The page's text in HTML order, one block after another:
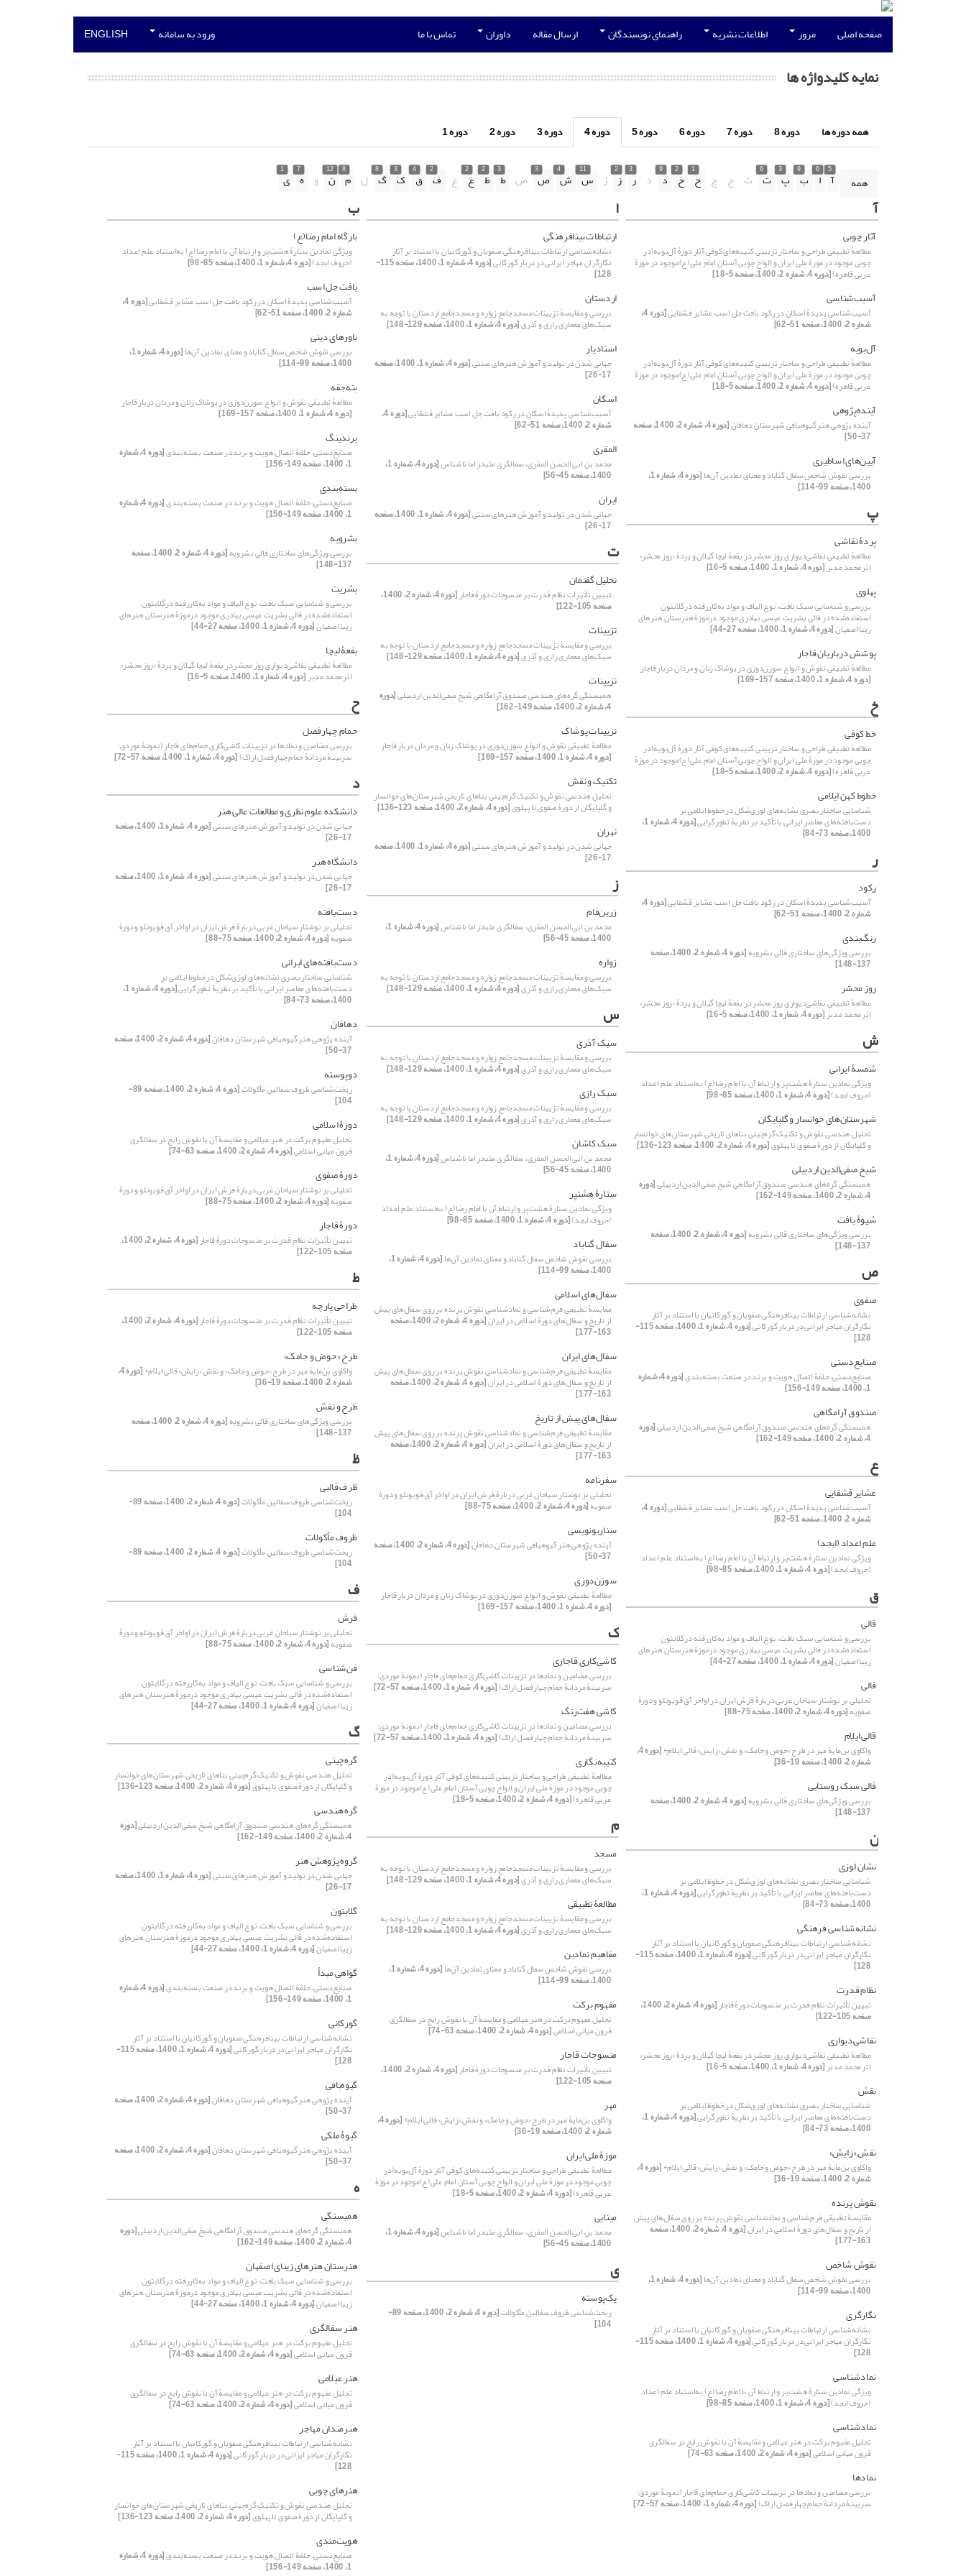
صفحه اصلی مرور اطلاعات نشریه راهنمای نویسندگان ارسال مقاله داوران تماس با ما ورود به سامانه ENGLISH
نمایه کلیدواژه ها
همه دوره ها دوره 8 دوره 7 دوره 6 دوره 5 دوره 4 دوره 3 دوره 2 دوره 1
همه
5
آ
6
ا
9
ب
3
پ
6
ت ث ج چ
1
ح
2
خ
9
د ذ
3
ر
2
ز ژ
11
س
4
ش
3
ص ض
3
ط
2
ظ
2
ع غ
2
ف
4
ق
3
ک
8
گ ل
8
م
12
ن و
7
ه
1
ی
آ
آثار چوبی
مطالعۀ تطبیقی طراحی و ساختار تزیینی کتیبه‌های کوفی آثار دورۀ آل‌بویه(درِ
چوبی موجود در موزۀ ملی ایران و الواح چوبی آستان امام علی(ع)موجود در موزۀ
عربی قاهره)[دوره 4، شماره 2، 1400، صفحه 5-18]
آسیب‌شناسی
آسیب‌شناسی پدیدۀ اسکان در رکود بافت جل اسب‌ عشایر قشقایی [دوره 4،
شماره 2، 1400، صفحه 51-62]
آل‌بویه
مطالعۀ تطبیقی طراحی و ساختار تزیینی کتیبه‌های کوفی آثار دورۀ آل‌بویه(درِ
چوبی موجود در موزۀ ملی ایران و الواح چوبی آستان امام علی(ع)موجود در موزۀ
عربی قاهره)[دوره 4، شماره 2، 1400، صفحه 5-18]
آینده‌پژوهی
آینده پژوهی هنر گیوه‎بافی شهرستان دهاقان [دوره 4، شماره 2، 1400، صفحه
37-50]
آیین‌های اساطیری
بررسی نقوش شاخص سفال گناباد و معنای نمادین آن‌ها [دوره 4، شماره 1،
1400، صفحه 99-114]
ا
ارتباطات بینافرهنگی
نشانه‌شناسی ارتباطات بینافرهنگی صفویان و گورکانیان با استناد بر آثار
نگارگران مهاجر ایرانی در دربار گورکانی [دوره 4، شماره 1، 1400، صفحه 115-
128]
اردستان
بررسی و مقایسۀ تزیینات مسجدجامع زواره و مسجدجامع اردستان با توجه به
سبک‌های معماری رازی و آذری[دوره 4، شماره 1، 1400، صفحه 129-148]
استادیار
جهانی شدن در تولید و آموزش هنرهای سنتی [دوره 4، شماره 1، 1400، صفحه
17-26]
اسکان
آسیب‌شناسی پدیدۀ اسکان در رکود بافت جل اسب‌ عشایر قشقایی [دوره 4،
شماره 2، 1400، صفحه 51-62]
المقری
محمد بن ابی الحسن المقری، سفالگری متبحر اما ناشناس [دوره 4، شماره 1،
1400، صفحه 45-56]
ایران
جهانی شدن در تولید و آموزش هنرهای سنتی [دوره 4، شماره 1، 1400، صفحه
17-26]
ب
بارگاه امام رضا(ع)
ویژگی نمادین ستارۀ هشت‌پر و ارتباط آن با امام رضا(ع) به‌استناد علم اعداد
(حروف ابجد)[دوره 4، شماره 1، 1400، صفحه 85-98]
بافت جل اسب‌
آسیب‌شناسی پدیدۀ اسکان در رکود بافت جل اسب‌ عشایر قشقایی [دوره 4،
شماره 2، 1400، صفحه 51-62]
باورهای دینی
بررسی نقوش شاخص سفال گناباد و معنای نمادین آن‌ها [دوره 4، شماره 1،
1400، صفحه 99-114]
بته‌جقه
مطالعۀ تطبیقی نقوش و انواع سوزن‌دوزی در پوشاک زنان و مردان دربار قاجار
[دوره 4، شماره 1، 1400، صفحه 157-169]
برندینگ
صنایع‌دستی، حلقۀ اتصال هویت و برند در صنعت بسته‌بندی [دوره 4، شماره
1، 1400، صفحه 149-156]
بسته‌بندی
صنایع‌دستی، حلقۀ اتصال هویت و برند در صنعت بسته‌بندی [دوره 4، شماره
1، 1400، صفحه 149-156]
بشرویه
بررسی ویژگی‌های ساختاری قالی بشرویه [دوره 4، شماره 2، 1400، صفحه
137-148]
بشریت
بررسی و شناسایی سبک بافت، نوع الیاف و مواد به‌کاررفته درگلابتون
استفاده‌شده در قالی بشریت عیسی بهادری موجود درموزۀ هنرستان هنرهای
زیبا اصفهان[دوره 4، شماره 1، 1400، صفحه 27-44]
بقعۀ ‌لیچا
مطالعۀ تطبیقی‌‌‌ نقاشی‌دیواری ‌روز محشر در بقعۀ ‌لیچا ‌گیلان و پردۀ «روز محشر»
اثر محمد مدبر[دوره 4، شماره 1، 1400، صفحه 5-16]
پ
پردۀ ‌نقاشی
مطالعۀ تطبیقی‌‌‌ نقاشی‌دیواری ‌روز محشر در بقعۀ ‌لیچا ‌گیلان و پردۀ «روز محشر»
اثر محمد مدبر[دوره 4، شماره 1، 1400، صفحه 5-16]
پهلوی
بررسی و شناسایی سبک بافت، نوع الیاف و مواد به‌کاررفته درگلابتون
استفاده‌شده در قالی بشریت عیسی بهادری موجود درموزۀ هنرستان هنرهای
زیبا اصفهان[دوره 4، شماره 1، 1400، صفحه 27-44]
پوشش درباریان قاجار
مطالعۀ تطبیقی نقوش و انواع سوزن‌دوزی در پوشاک زنان و مردان دربار قاجار
[دوره 4، شماره 1، 1400، صفحه 157-169]
ت
تحلیل ‌گفتمان
تبیین تأثیرات نظام قدرت بر منسوجات دورۀ قاجار [دوره 4، شماره 2، 1400،
صفحه 105-122]
تزیینات
بررسی و مقایسۀ تزیینات مسجدجامع زواره و مسجدجامع اردستان با توجه به
سبک‌های معماری رازی و آذری[دوره 4، شماره 1، 1400، صفحه 129-148]
تزیینات
همبستگی گره‌های هندسی صندوق آرامگاهی شیخ صفی‌الدین اردبیلی[دوره
4، شماره 2، 1400، صفحه 149-162]
تزیینات پوشاک
مطالعۀ تطبیقی نقوش و انواع سوزن‌دوزی در پوشاک زنان و مردان دربار قاجار
[دوره 4، شماره 1، 1400، صفحه 157-169]
تکنیک و نقش
تحلیل هند‌سی نقوش و تکنیک گره‌چینی بناهای تاریخی شهرستان‌های خوانسار
و گلپایگان از دورۀ صفوی تا پهلوی[دوره 4، شماره 2، 1400، صفحه 123-136]
تهران
جهانی شدن در تولید و آموزش هنرهای سنتی [دوره 4، شماره 1، 1400، صفحه
17-26]
ح
حمام چهارفصل
بررسی مضامین و نمادها در تزیینات کاشی‌کاری حمام‌های قاجار (نمونۀ موردی:
سربینۀ مردانۀ حمام چهارفصل اراک)[دوره 4، شماره 1، 1400، صفحه 57-72]
خ
خط کوفی
مطالعۀ تطبیقی طراحی و ساختار تزیینی کتیبه‌های کوفی آثار دورۀ آل‌بویه(درِ
چوبی موجود در موزۀ ملی ایران و الواح چوبی آستان امام علی(ع)موجود در موزۀ
عربی قاهره)[دوره 4، شماره 2، 1400، صفحه 5-18]
خطوط کهن ایلامی
شناسایی ساختار بصری نشانه‌های لوزی‌شکل در خطوط ایلامی بر
دست‌بافته‌های معاصر ایرانی با تأکید بر نظریۀ تطورگرایی [دوره 4، شماره 1،
1400، صفحه 73-84]
د
دانشکده علوم نظری و مطالعات عالی هنر
جهانی شدن در تولید و آموزش هنرهای سنتی [دوره 4، شماره 1، 1400، صفحه
17-26]
دانشگاه هنر
جهانی شدن در تولید و آموزش هنرهای سنتی [دوره 4، شماره 1، 1400، صفحه
17-26]
دست‌بافته
تحلیلی بر نوشتار سیاحان غربی دربارۀ فرش ایران در اواخر آق قویونلو و دورۀ
صفویه[دوره 4، شماره 2، 1400، صفحه 75-88]
دست‌بافته‌های ایرانی
شناسایی ساختار بصری نشانه‌های لوزی‌شکل در خطوط ایلامی بر
دست‌بافته‌های معاصر ایرانی با تأکید بر نظریۀ تطورگرایی [دوره 4، شماره 1،
1400، صفحه 73-84]
دهاقان
آینده پژوهی هنر گیوه‎بافی شهرستان دهاقان [دوره 4، شماره 2، 1400، صفحه
37-50]
دوپوسته
ریخت‌شناسی ظروف سفالین مأکولات [دوره 4، شماره 2، 1400، صفحه 89-
104]
دورۀ اسلامی
تحلیل مفهوم برکت در هنر عیلامی و مقایسۀ آن با نقوش رایج در سفالگری
قرون میانی اسلامی[دوره 4، شماره 2، 1400، صفحه 63-74]
دورۀ صفوی
تحلیلی بر نوشتار سیاحان غربی دربارۀ فرش ایران در اواخر آق قویونلو و دورۀ
صفویه[دوره 4، شماره 2، 1400، صفحه 75-88]
دورۀ قاجار
تبیین تأثیرات نظام قدرت بر منسوجات دورۀ قاجار [دوره 4، شماره 2، 1400،
صفحه 105-122]
ر
رکود
آسیب‌شناسی پدیدۀ اسکان در رکود بافت جل اسب‌ عشایر قشقایی [دوره 4،
شماره 2، 1400، صفحه 51-62]
رنگ‌بندی
بررسی ویژگی‌های ساختاری قالی بشرویه [دوره 4، شماره 2، 1400، صفحه
137-148]
روز ‌محشر
مطالعۀ تطبیقی‌‌‌ نقاشی‌دیواری ‌روز محشر در بقعۀ ‌لیچا ‌گیلان و پردۀ «روز محشر»
اثر محمد مدبر[دوره 4، شماره 1، 1400، صفحه 5-16]
ز
زرین‌فام
محمد بن ابی الحسن المقری، سفالگری متبحر اما ناشناس [دوره 4، شماره 1،
1400، صفحه 45-56]
زواره
بررسی و مقایسۀ تزیینات مسجدجامع زواره و مسجدجامع اردستان با توجه به
سبک‌های معماری رازی و آذری[دوره 4، شماره 1، 1400، صفحه 129-148]
س
سبک آذری
بررسی و مقایسۀ تزیینات مسجدجامع زواره و مسجدجامع اردستان با توجه به
سبک‌های معماری رازی و آذری[دوره 4، شماره 1، 1400، صفحه 129-148]
سبک رازی
بررسی و مقایسۀ تزیینات مسجدجامع زواره و مسجدجامع اردستان با توجه به
سبک‌های معماری رازی و آذری[دوره 4، شماره 1، 1400، صفحه 129-148]
سبک کاشان
محمد بن ابی الحسن المقری، سفالگری متبحر اما ناشناس [دوره 4، شماره 1،
1400، صفحه 45-56]
ستارۀ هشت‎پر
ویژگی نمادین ستارۀ هشت‌پر و ارتباط آن با امام رضا(ع) به‌استناد علم اعداد
(حروف ابجد)[دوره 4، شماره 1، 1400، صفحه 85-98]
سفال گناباد
بررسی نقوش شاخص سفال گناباد و معنای نمادین آن‌ها [دوره 4، شماره 1،
1400، صفحه 99-114]
سفال‌های اسلامی
مقایسۀ تطبیقی فرم‌شناسی و نمادشناسی نقوش پرنده بر روی سفال‌های پیش
از تاریخ و سفال‌های دورۀ اسلامی در ایران [دوره 4، شماره 2، 1400، صفحه
163-177]
سفال‌های ایران
مقایسۀ تطبیقی فرم‌شناسی و نمادشناسی نقوش پرنده بر روی سفال‌های پیش
از تاریخ و سفال‌های دورۀ اسلامی در ایران [دوره 4، شماره 2، 1400، صفحه
163-177]
سفال‌های پیش از تاریخ
مقایسۀ تطبیقی فرم‌شناسی و نمادشناسی نقوش پرنده بر روی سفال‌های پیش
از تاریخ و سفال‌های دورۀ اسلامی در ایران [دوره 4، شماره 2، 1400، صفحه
163-177]
سفرنامه
تحلیلی بر نوشتار سیاحان غربی دربارۀ فرش ایران در اواخر آق قویونلو و دورۀ
صفویه[دوره 4، شماره 2، 1400، صفحه 75-88]
سناریو‌نویسی
آینده پژوهی هنر گیوه‎بافی شهرستان دهاقان [دوره 4، شماره 2، 1400، صفحه
37-50]
سوزن‌دوزی
مطالعۀ تطبیقی نقوش و انواع سوزن‌دوزی در پوشاک زنان و مردان دربار قاجار
[دوره 4، شماره 1، 1400، صفحه 157-169]
ش
شمسۀ ایرانی
ویژگی نمادین ستارۀ هشت‌پر و ارتباط آن با امام رضا(ع) به‌استناد علم اعداد
(حروف ابجد)[دوره 4، شماره 1، 1400، صفحه 85-98]
شهرستان‌های خوانسار و گلپایگان
تحلیل هند‌سی نقوش و تکنیک گره‌چینی بناهای تاریخی شهرستان‌های خوانسار
و گلپایگان از دورۀ صفوی تا پهلوی[دوره 4، شماره 2، 1400، صفحه 123-136]
شیخ صفی‌الدین اردبیلی
همبستگی گره‌های هندسی صندوق آرامگاهی شیخ صفی‌الدین اردبیلی[دوره
4، شماره 2، 1400، صفحه 149-162]
شیوۀ بافت
بررسی ویژگی‌های ساختاری قالی بشرویه [دوره 4، شماره 2، 1400، صفحه
137-148]
ص
صفوی
نشانه‌شناسی ارتباطات بینافرهنگی صفویان و گورکانیان با استناد بر آثار
نگارگران مهاجر ایرانی در دربار گورکانی [دوره 4، شماره 1، 1400، صفحه 115-
128]
صنایع‌دستی
صنایع‌دستی، حلقۀ اتصال هویت و برند در صنعت بسته‌بندی [دوره 4، شماره
1، 1400، صفحه 149-156]
صندوق آرامگاهی
همبستگی گره‌های هندسی صندوق آرامگاهی شیخ صفی‌الدین اردبیلی[دوره
4، شماره 2، 1400، صفحه 149-162]
ط
طراحی پارچه
تبیین تأثیرات نظام قدرت بر منسوجات دورۀ قاجار [دوره 4، شماره 2، 1400،
صفحه 105-122]
طرح «حوض و جامک»
واکاوی بن‌مایۀ مهر در طرح «حوض و جامِک» و نقش «زایش» قالی ایلام* [دوره 4،
شماره 2، 1400، صفحه 19-36]
طرح و نقش
بررسی ویژگی‌های ساختاری قالی بشرویه [دوره 4، شماره 2، 1400، صفحه
137-148]
ظ
ظرف قالبی
ریخت‌شناسی ظروف سفالین مأکولات [دوره 4، شماره 2، 1400، صفحه 89-
104]
ظروف مأکولات
ریخت‌شناسی ظروف سفالین مأکولات [دوره 4، شماره 2، 1400، صفحه 89-
104]
ع
عشایر قشقایی
آسیب‌شناسی پدیدۀ اسکان در رکود بافت جل اسب‌ عشایر قشقایی [دوره 4،
شماره 2، 1400، صفحه 51-62]
علم اعداد (ابجد)
ویژگی نمادین ستارۀ هشت‌پر و ارتباط آن با امام رضا(ع) به‌استناد علم اعداد
(حروف ابجد)[دوره 4، شماره 1، 1400، صفحه 85-98]
ف
فرش
تحلیلی بر نوشتار سیاحان غربی دربارۀ فرش ایران در اواخر آق قویونلو و دورۀ
صفویه[دوره 4، شماره 2، 1400، صفحه 75-88]
فن‌شناسی
بررسی و شناسایی سبک بافت، نوع الیاف و مواد به‌کاررفته درگلابتون
استفاده‌شده در قالی بشریت عیسی بهادری موجود درموزۀ هنرستان هنرهای
زیبا اصفهان[دوره 4، شماره 1، 1400، صفحه 27-44]
ق
قالی
بررسی و شناسایی سبک بافت، نوع الیاف و مواد به‌کاررفته درگلابتون
استفاده‌شده در قالی بشریت عیسی بهادری موجود درموزۀ هنرستان هنرهای
زیبا اصفهان[دوره 4، شماره 1، 1400، صفحه 27-44]
قالی
تحلیلی بر نوشتار سیاحان غربی دربارۀ فرش ایران در اواخر آق قویونلو و دورۀ
صفویه[دوره 4، شماره 2، 1400، صفحه 75-88]
قالی ایلام
واکاوی بن‌مایۀ مهر در طرح «حوض و جامِک» و نقش «زایش» قالی ایلام* [دوره 4،
شماره 2، 1400، صفحه 19-36]
قالی سبک روستایی
بررسی ویژگی‌های ساختاری قالی بشرویه [دوره 4، شماره 2، 1400، صفحه
137-148]
ک
کاشی‌کاری قاجاری
بررسی مضامین و نمادها در تزیینات کاشی‌کاری حمام‌های قاجار (نمونۀ موردی:
سربینۀ مردانۀ حمام چهارفصل اراک)[دوره 4، شماره 1، 1400، صفحه 57-72]
کاشی هفت‌رنگ
بررسی مضامین و نمادها در تزیینات کاشی‌کاری حمام‌های قاجار (نمونۀ موردی:
سربینۀ مردانۀ حمام چهارفصل اراک)[دوره 4، شماره 1، 1400، صفحه 57-72]
کتیبه‌نگاری
مطالعۀ تطبیقی طراحی و ساختار تزیینی کتیبه‌های کوفی آثار دورۀ آل‌بویه(درِ
چوبی موجود در موزۀ ملی ایران و الواح چوبی آستان امام علی(ع)موجود در موزۀ
عربی قاهره)[دوره 4، شماره 2، 1400، صفحه 5-18]
گ
گره‌چینی
تحلیل هند‌سی نقوش و تکنیک گره‌چینی بناهای تاریخی شهرستان‌های خوانسار
و گلپایگان از دورۀ صفوی تا پهلوی[دوره 4، شماره 2، 1400، صفحه 123-136]
گره هندسی
همبستگی گره‌های هندسی صندوق آرامگاهی شیخ صفی‌الدین اردبیلی[دوره
4، شماره 2، 1400، صفحه 149-162]
گروه پژوهش هنر
جهانی شدن در تولید و آموزش هنرهای سنتی [دوره 4، شماره 1، 1400، صفحه
17-26]
گلابتون
بررسی و شناسایی سبک بافت، نوع الیاف و مواد به‌کاررفته درگلابتون
استفاده‌شده در قالی بشریت عیسی بهادری موجود درموزۀ هنرستان هنرهای
زیبا اصفهان[دوره 4، شماره 1، 1400، صفحه 27-44]
گواهی مبدأ
صنایع‌دستی، حلقۀ اتصال هویت و برند در صنعت بسته‌بندی [دوره 4، شماره
1، 1400، صفحه 149-156]
گورکانی
نشانه‌شناسی ارتباطات بینافرهنگی صفویان و گورکانیان با استناد بر آثار
نگارگران مهاجر ایرانی در دربار گورکانی [دوره 4، شماره 1، 1400، صفحه 115-
128]
گیوه‌بافی
آینده پژوهی هنر گیوه‎بافی شهرستان دهاقان [دوره 4، شماره 2، 1400، صفحه
37-50]
گیوۀ ملکی
آینده پژوهی هنر گیوه‎بافی شهرستان دهاقان [دوره 4، شماره 2، 1400، صفحه
37-50]
م
مسجد
بررسی و مقایسۀ تزیینات مسجدجامع زواره و مسجدجامع اردستان با توجه به
سبک‌های معماری رازی و آذری[دوره 4، شماره 1، 1400، صفحه 129-148]
مطالعۀ تطبیقی
بررسی و مقایسۀ تزیینات مسجدجامع زواره و مسجدجامع اردستان با توجه به
سبک‌های معماری رازی و آذری[دوره 4، شماره 1، 1400، صفحه 129-148]
مفاهیم نمادین
بررسی نقوش شاخص سفال گناباد و معنای نمادین آن‌ها [دوره 4، شماره 1،
1400، صفحه 99-114]
مفهوم برکت
تحلیل مفهوم برکت در هنر عیلامی و مقایسۀ آن با نقوش رایج در سفالگری
قرون میانی اسلامی[دوره 4، شماره 2، 1400، صفحه 63-74]
منسوجات قاجار
تبیین تأثیرات نظام قدرت بر منسوجات دورۀ قاجار [دوره 4، شماره 2، 1400،
صفحه 105-122]
مهر
واکاوی بن‌مایۀ مهر در طرح «حوض و جامِک» و نقش «زایش» قالی ایلام* [دوره 4،
شماره 2، 1400، صفحه 19-36]
موزۀ ملی ایران
مطالعۀ تطبیقی طراحی و ساختار تزیینی کتیبه‌های کوفی آثار دورۀ آل‌بویه(درِ
چوبی موجود در موزۀ ملی ایران و الواح چوبی آستان امام علی(ع)موجود در موزۀ
عربی قاهره)[دوره 4، شماره 2، 1400، صفحه 5-18]
مینایی
محمد بن ابی الحسن المقری، سفالگری متبحر اما ناشناس [دوره 4، شماره 1،
1400، صفحه 45-56]
ن
نشان لوزی
شناسایی ساختار بصری نشانه‌های لوزی‌شکل در خطوط ایلامی بر
دست‌بافته‌های معاصر ایرانی با تأکید بر نظریۀ تطورگرایی [دوره 4، شماره 1،
1400، صفحه 73-84]
نشانه‌شناسی فرهنگی
نشانه‌شناسی ارتباطات بینافرهنگی صفویان و گورکانیان با استناد بر آثار
نگارگران مهاجر ایرانی در دربار گورکانی [دوره 4، شماره 1، 1400، صفحه 115-
128]
نظام قدرت
تبیین تأثیرات نظام قدرت بر منسوجات دورۀ قاجار [دوره 4، شماره 2، 1400،
صفحه 105-122]
نقاشی‌دیواری‌
مطالعۀ تطبیقی‌‌‌ نقاشی‌دیواری ‌روز محشر در بقعۀ ‌لیچا ‌گیلان و پردۀ «روز محشر»
اثر محمد مدبر[دوره 4، شماره 1، 1400، صفحه 5-16]
نقش
شناسایی ساختار بصری نشانه‌های لوزی‌شکل در خطوط ایلامی بر
دست‌بافته‌های معاصر ایرانی با تأکید بر نظریۀ تطورگرایی [دوره 4، شماره 1،
1400، صفحه 73-84]
نقش «زایش»
واکاوی بن‌مایۀ مهر در طرح «حوض و جامِک» و نقش «زایش» قالی ایلام* [دوره 4،
شماره 2، 1400، صفحه 19-36]
نقوش پرنده
مقایسۀ تطبیقی فرم‌شناسی و نمادشناسی نقوش پرنده بر روی سفال‌های پیش
از تاریخ و سفال‌های دورۀ اسلامی در ایران [دوره 4، شماره 2، 1400، صفحه
163-177]
نقوش شاخص
بررسی نقوش شاخص سفال گناباد و معنای نمادین آن‌ها [دوره 4، شماره 1،
1400، صفحه 99-114]
نگارگری
نشانه‌شناسی ارتباطات بینافرهنگی صفویان و گورکانیان با استناد بر آثار
نگارگران مهاجر ایرانی در دربار گورکانی [دوره 4، شماره 1، 1400، صفحه 115-
128]
نمادشناسی
ویژگی نمادین ستارۀ هشت‌پر و ارتباط آن با امام رضا(ع) به‌استناد علم اعداد
(حروف ابجد)[دوره 4، شماره 1، 1400، صفحه 85-98]
نمادشناسی
تحلیل مفهوم برکت در هنر عیلامی و مقایسۀ آن با نقوش رایج در سفالگری
قرون میانی اسلامی[دوره 4، شماره 2، 1400، صفحه 63-74]
نمادها
بررسی مضامین و نمادها در تزیینات کاشی‌کاری حمام‌های قاجار (نمونۀ موردی:
سربینۀ مردانۀ حمام چهارفصل اراک)[دوره 4، شماره 1، 1400، صفحه 57-72]
ه
همبستگی
همبستگی گره‌های هندسی صندوق آرامگاهی شیخ صفی‌الدین اردبیلی[دوره
4، شماره 2، 1400، صفحه 149-162]
هنرستان هنرهای زیبای اصفهان
بررسی و شناسایی سبک بافت، نوع الیاف و مواد به‌کاررفته درگلابتون
استفاده‌شده در قالی بشریت عیسی بهادری موجود درموزۀ هنرستان هنرهای
زیبا اصفهان[دوره 4، شماره 1، 1400، صفحه 27-44]
هنر سفالگری
تحلیل مفهوم برکت در هنر عیلامی و مقایسۀ آن با نقوش رایج در سفالگری
قرون میانی اسلامی[دوره 4، شماره 2، 1400، صفحه 63-74]
هنر عیلامی
تحلیل مفهوم برکت در هنر عیلامی و مقایسۀ آن با نقوش رایج در سفالگری
قرون میانی اسلامی[دوره 4، شماره 2، 1400، صفحه 63-74]
هنرمندان مهاجر
نشانه‌شناسی ارتباطات بینافرهنگی صفویان و گورکانیان با استناد بر آثار
نگارگران مهاجر ایرانی در دربار گورکانی [دوره 4، شماره 1، 1400، صفحه 115-
128]
هنرهای چوبی
تحلیل هند‌سی نقوش و تکنیک گره‌چینی بناهای تاریخی شهرستان‌های خوانسار
و گلپایگان از دورۀ صفوی تا پهلوی[دوره 4، شماره 2، 1400، صفحه 123-136]
هویت‌مندی
صنایع‌دستی، حلقۀ اتصال هویت و برند در صنعت بسته‌بندی [دوره 4، شماره
1، 1400، صفحه 149-156]
ی
یک‌پوسته
ریخت‌شناسی ظروف سفالین مأکولات [دوره 4، شماره 2، 1400، صفحه 89-
104]